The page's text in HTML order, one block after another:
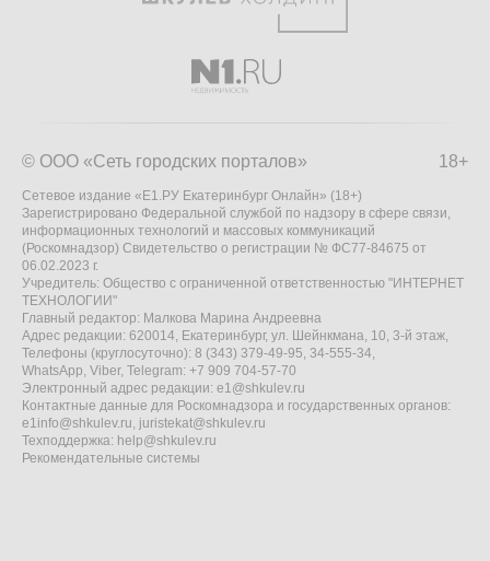
18+
© ООО «Сеть городских порталов»
Сетевое издание «Е1.РУ Екатеринбург Онлайн» (18+)
Зарегистрировано Федеральной службой по надзору в сфере связи,
информационных технологий и массовых коммуникаций
(Роскомнадзор) Свидетельство о регистрации № ФС77-84675 от
06.02.2023 г.
Учредитель: Общество с ограниченной ответственностью "ИНТЕРНЕТ
ТЕХНОЛОГИИ"
Главный редактор: Малкова Марина Андреевна
Адрес редакции: 620014, Екатеринбург, ул. Шейнкмана, 10, 3-й этаж,
Телефоны (круглосуточно): 8 (343) 379-49-95, 34-555-34,
WhatsApp, Viber, Telegram: +7 909 704-57-70
Электронный адрес редакции: e1@shkulev.ru
Контактные данные для Роскомнадзора и государственных органов:
e1info@shkulev.ru, juristekat@shkulev.ru
Техподдержка: help@shkulev.ru
Рекомендательные системы